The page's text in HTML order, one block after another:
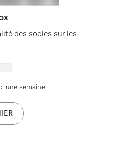
des socles sur les
une semaine